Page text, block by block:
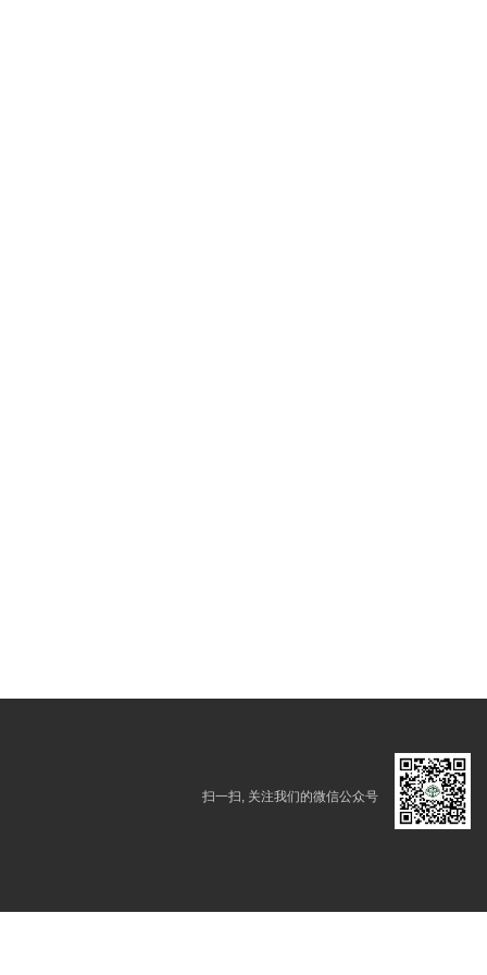
扫一扫, 关注我们的微信公众号